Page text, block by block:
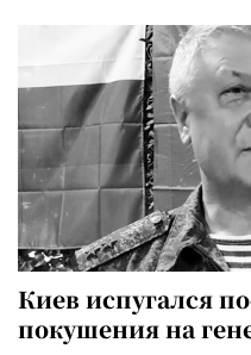
Киев испугался
покушения на